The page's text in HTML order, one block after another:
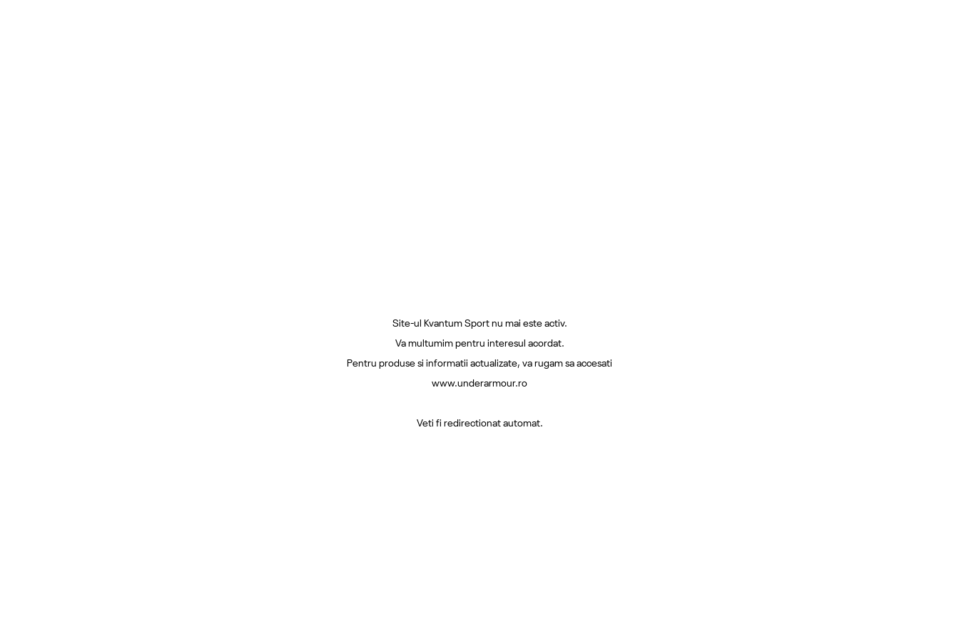
Site-ul Kvantum Sport nu mai este activ.
Va multumim pentru interesul acordat.
Pentru produse si informatii actualizate, va rugam sa accesati
www.underarmour.ro
Veti fi redirectionat automat.